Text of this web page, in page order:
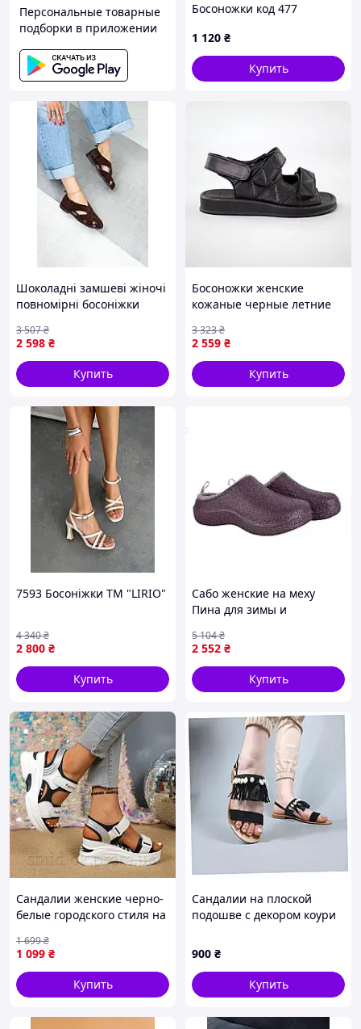
Персональные товарные
подборки в приложении
Босоножки код 477
1 120 ₴
Купить
Шоколадні замшеві жіночі
повномірні босоніжки
2 598 ₴
3 507₴
Купить
Босоножки женские
кожаные черные летние
Босоніжки жіночі шкіряні
чорні літні класичні
2 559 ₴
3 323₴
Купить
7593 Босоніжки ТМ "LIRIO"
2 800 ₴
4 340₴
Купить
Сабо женские на меху
Пина для зимы и
с флисом и текстильной
стелькой шоколадного
цвета
2 552 ₴
5 104₴
Купить
Сандалии женские черно-
белые городского стиля на
босоножки на высокой
платформе р.38(стопа
24,5см).
1 099 ₴
1 699₴
Купить
Сандалии на плоской
подошве с декором коури
900 ₴
Купить